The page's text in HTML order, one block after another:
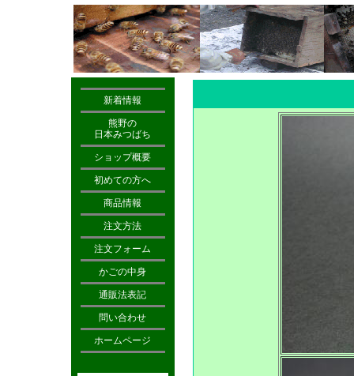
新着情報
熊野の
日本みつばち
ショップ概要
初めての方へ
商品情報
注文方法
注文フォーム
かごの中身
通販法表記
問い合わせ
ホームページ